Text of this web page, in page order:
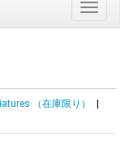
（在庫限り）